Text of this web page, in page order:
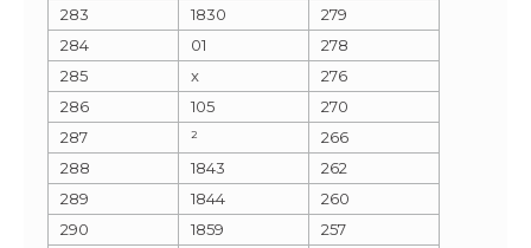
283
1830
279
284
01
278
285
x
276
286
105
270
287
²
266
288
1843
262
289
1844
260
290
1859
257